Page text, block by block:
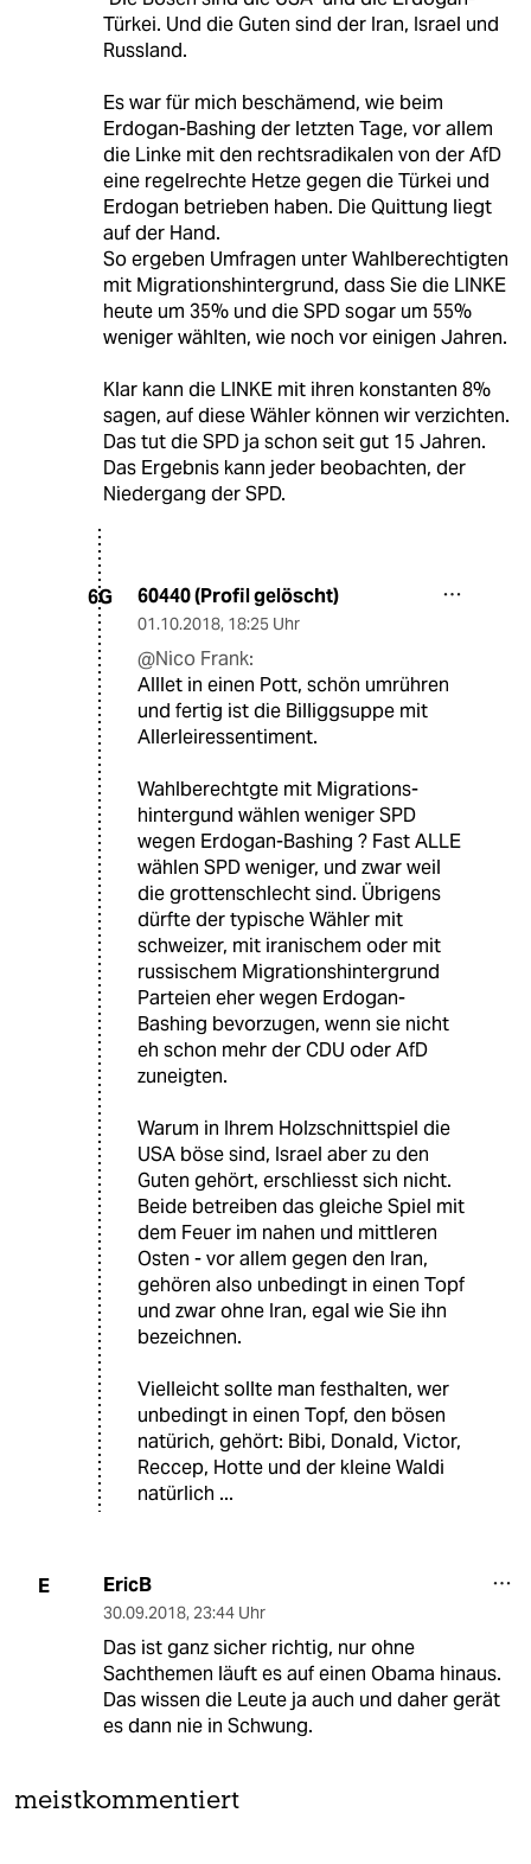
Türkei. Und die Guten sind der Iran, Israel und
Russland.
Es war für mich beschämend, wie beim
Erdogan-Bashing der letzten Tage, vor allem
die Linke mit den rechtsradikalen von der AfD
eine regelrechte Hetze gegen die Türkei und
Erdogan betrieben haben. Die Quittung liegt
auf der Hand.
So ergeben Umfragen unter Wahlberechtigten
mit Migrationshintergrund, dass Sie die LINKE
heute um 35% und die SPD sogar um 55%
weniger wählten, wie noch vor einigen Jahren.
Klar kann die LINKE mit ihren konstanten 8%
sagen, auf diese Wähler können wir verzichten.
Das tut die SPD ja schon seit gut 15 Jahren.
Das Ergebnis kann jeder beobachten, der
Niedergang der SPD.
6G 60440 (Profil gelöscht)
01.10.2018, 18:25 Uhr
@Nico Frank:
Alllet in einen Pott, schön umrühren
und fertig ist die Billiggsuppe mit
Allerleiressentiment.
Wahlberechtgte mit Migrations-
hintergund wählen weniger SPD
wegen Erdogan-Bashing ? Fast ALLE
wählen SPD weniger, und zwar weil
die grottenschlecht sind. Übrigens
dürfte der typische Wähler mit
schweizer, mit iranischem oder mit
russischem Migrationshintergrund
Parteien eher wegen Erdogan-
Bashing bevorzugen, wenn sie nicht
eh schon mehr der CDU oder AfD
zuneigten.
Warum in Ihrem Holzschnittspiel die
USA böse sind, Israel aber zu den
Guten gehört, erschliesst sich nicht.
Beide betreiben das gleiche Spiel mit
dem Feuer im nahen und mittleren
Osten - vor allem gegen den Iran,
gehören also unbedingt in einen Topf
und zwar ohne Iran, egal wie Sie ihn
bezeichnen.
Vielleicht sollte man festhalten, wer
unbedingt in einen Topf, den bösen
natürich, gehört: Bibi, Donald, Victor,
Reccep, Hotte und der kleine Waldi
natürlich ...
E EricB
30.09.2018, 23:44 Uhr
Das ist ganz sicher richtig, nur ohne
Sachthemen läuft es auf einen Obama hinaus.
Das wissen die Leute ja auch und daher gerät
es dann nie in Schwung.
meistkommentiert